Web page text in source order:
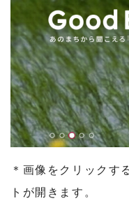
＊画像をクリックす
トが開きます。